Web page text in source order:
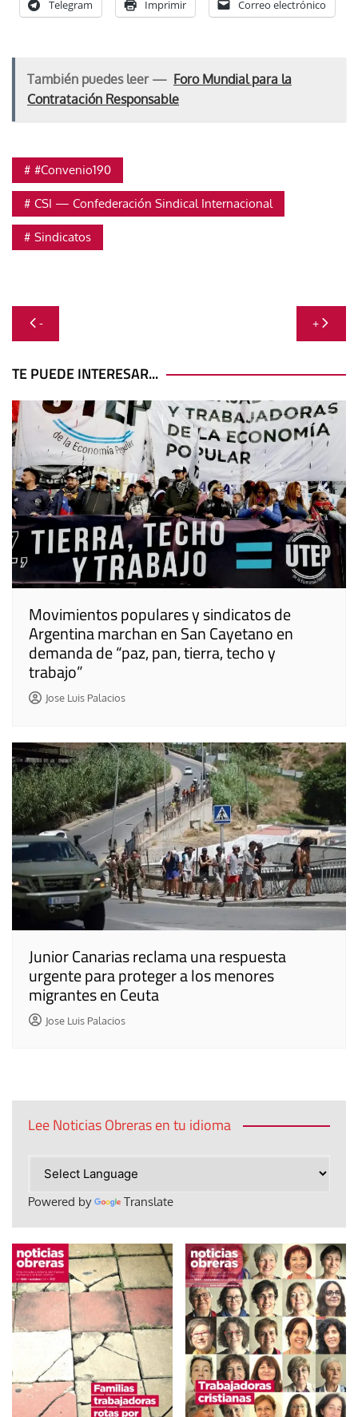
Telegram Imprimir Correo electrónico
También puedes leer — Foro Mundial para la
Contratación Responsable
#Convenio190
CSI — Confederación Sindical Internacional
Sindicatos
Navegación
de
entradas
- +
TE PUEDE INTERESAR...
Movimientos populares y sindicatos de
Argentina marchan en San Cayetano en
demanda de “paz, pan, tierra, techo y
trabajo”
Jose Luis Palacios
Junior Canarias reclama una respuesta
urgente para proteger a los menores
migrantes en Ceuta
Jose Luis Palacios
Lee Noticias Obreras en tu idioma
Powered by Translate